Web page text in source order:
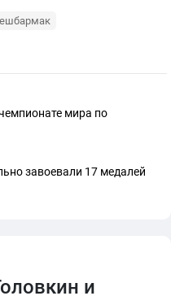
мира по
завоевали 17 медалей
и